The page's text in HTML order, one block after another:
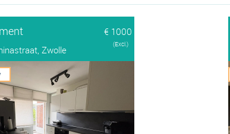
€ 1000
Zwolle
(Excl.)